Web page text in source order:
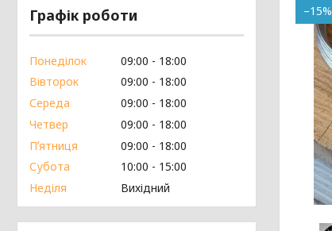
–15%
Графік роботи
Понеділок 09:00
18:00
Вівторок
09:00
18:00
Середа
09:00
18:00
Четвер
09:00
18:00
Пʼятниця
09:00
18:00
Субота
10:00
15:00
Неділя
Вихідний